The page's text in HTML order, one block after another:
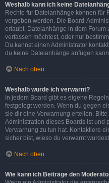
Weshalb kann ich keine
Rechte für Dateianhänge können für
vergeben werden. Die Board-
erlaubt, Dateianhänge in dem
verfassen möchtest, oder nur
Du kannst einen Administrator
du keine Dateianhänge anfügen
Nach oben
Weshalb wurde ich verwarnt?
In jedem Board gibt es eigene
festgelegt werden. Wenn du gegen
sie dir eine Verwarnung erteilen.
Administration dieses Boards ist und
Verwarnung zu tun hat. Kontaktiere
sicher bist, wieso du verwarnt
Nach oben
Wie kann ich Beiträge den